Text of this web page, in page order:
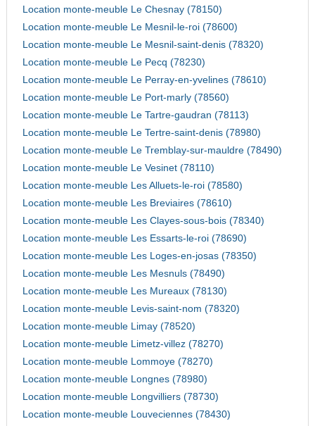
Location monte-meuble Le Chesnay (78150)
Location monte-meuble Le Mesnil-le-roi (78600)
Location monte-meuble Le Mesnil-saint-denis (78320)
Location monte-meuble Le Pecq (78230)
Location monte-meuble Le Perray-en-yvelines (78610)
Location monte-meuble Le Port-marly (78560)
Location monte-meuble Le Tartre-gaudran (78113)
Location monte-meuble Le Tertre-saint-denis (78980)
Location monte-meuble Le Tremblay-sur-mauldre (78490)
Location monte-meuble Le Vesinet (78110)
Location monte-meuble Les Alluets-le-roi (78580)
Location monte-meuble Les Breviaires (78610)
Location monte-meuble Les Clayes-sous-bois (78340)
Location monte-meuble Les Essarts-le-roi (78690)
Location monte-meuble Les Loges-en-josas (78350)
Location monte-meuble Les Mesnuls (78490)
Location monte-meuble Les Mureaux (78130)
Location monte-meuble Levis-saint-nom (78320)
Location monte-meuble Limay (78520)
Location monte-meuble Limetz-villez (78270)
Location monte-meuble Lommoye (78270)
Location monte-meuble Longnes (78980)
Location monte-meuble Longvilliers (78730)
Location monte-meuble Louveciennes (78430)